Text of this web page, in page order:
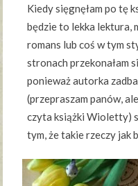
Kiedy sięgnęłam po tę
będzie to lekka lektura,
romans lub coś w tym
stronach przekonałam
ponieważ autorka
(przepraszam panów,
czyta książki Wioletty)
tym, że takie rzeczy jak